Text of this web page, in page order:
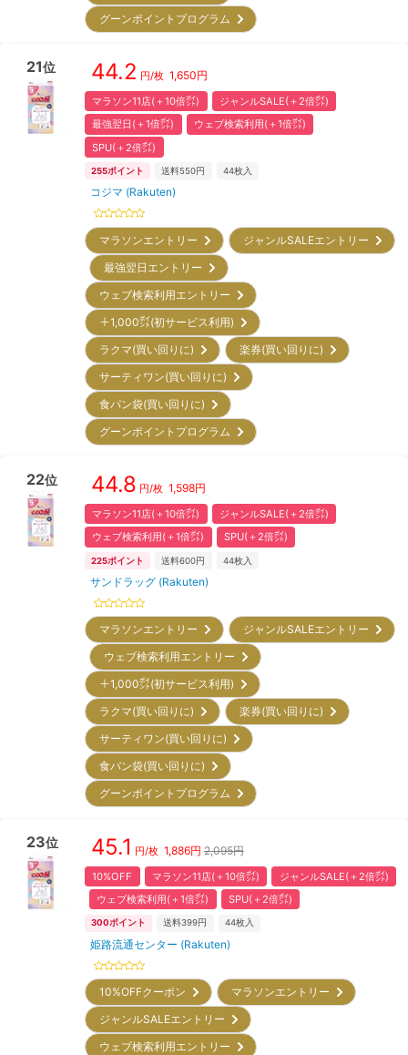
グーンポイントプログラム
21位 44.2 円/枚 1,650円
マラソン11店(＋10倍㌽)
ジャンルSALE(＋2倍㌽)
最強翌日(＋1倍㌽)
ウェブ検索利用(＋1倍㌽)
SPU(＋2倍㌽)
255ポイント 送料550円 44枚入
コジマ (Rakuten)
マラソンエントリー
ジャンルSALEエントリー
最強翌日エントリー
ウェブ検索利用エントリー
＋1,000㌽(初サービス利用)
ラクマ(買い回りに)
楽券(買い回りに)
サーティワン(買い回りに)
食パン袋(買い回りに)
グーンポイントプログラム
22位 44.8 円/枚 1,598円
マラソン11店(＋10倍㌽)
ジャンルSALE(＋2倍㌽)
ウェブ検索利用(＋1倍㌽)
SPU(＋2倍㌽)
225ポイント 送料600円 44枚入
サンドラッグ (Rakuten)
マラソンエントリー
ジャンルSALEエントリー
ウェブ検索利用エントリー
＋1,000㌽(初サービス利用)
ラクマ(買い回りに)
楽券(買い回りに)
サーティワン(買い回りに)
食パン袋(買い回りに)
グーンポイントプログラム
23位 45.1 円/枚 1,886円 2,095円
10%OFF マラソン11店(＋10倍㌽)
ジャンルSALE(＋2倍㌽)
ウェブ検索利用(＋1倍㌽)
SPU(＋2倍㌽)
300ポイント 送料399円 44枚入
姫路流通センター (Rakuten)
10%OFFクーポン
マラソンエントリー
ジャンルSALEエントリー
ウェブ検索利用エントリー